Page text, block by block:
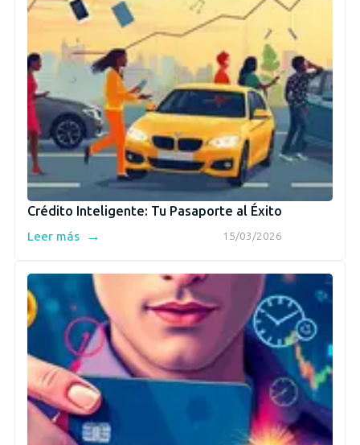
Crédito Inteligente: Tu Pasaporte al Éxito
15/03/2026
Leer más →